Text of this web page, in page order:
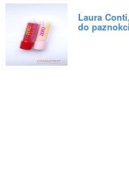
Laura
do paznokci